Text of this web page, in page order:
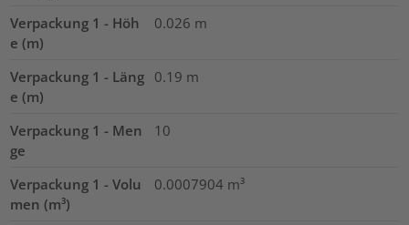
Verpackung 1 - Höh
e (m)
0.026 m
Verpackung 1 - Läng
e (m)
0.19 m
Verpackung 1 - Men
ge
10
Verpackung 1 - Volu
men (m³)
0.0007904 m³